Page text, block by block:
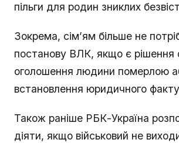
пільги для родин зниклих
Зокрема, сім’ям більше не
постанову ВЛК, якщо є рішення
оголошення людини померлою
встановлення юридичного факту
Також раніше РБК-Україна
діяти, якщо військовий не